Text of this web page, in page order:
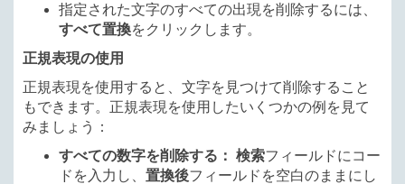
指定された文字のすべての出現を削除するには、
すべて置換をクリックします。
正規表現の使用
正規表現を使用すると、文字を見つけて削除すること
もできます。正規表現を使用したいくつかの例を見て
みましょう：
すべての数字を削除する： 検索フィールドにコー
ドを入力し、 置換後フィールドを空白のままにし